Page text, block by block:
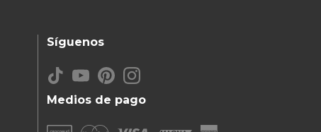
Medios de pago
Síguenos